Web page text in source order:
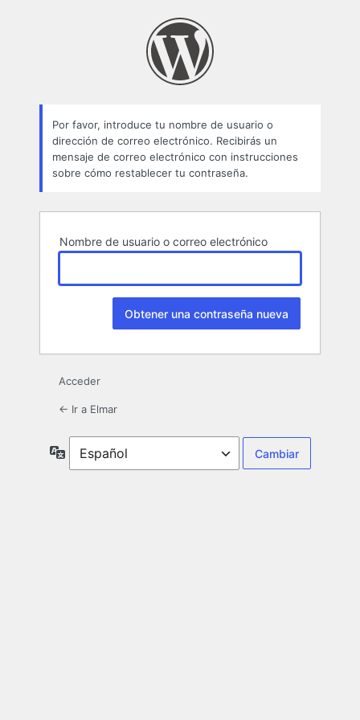
Por favor, introduce tu nombre de usuario o
dirección de correo electrónico. Recibirás un
mensaje de correo electrónico con instrucciones
sobre cómo restablecer tu contraseña.
Nombre de usuario o correo electrónico
Acceder
← Ir a Elmar
Idioma